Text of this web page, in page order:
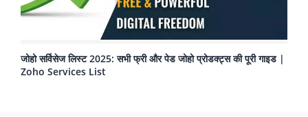
जोहो सर्विसेज लिस्ट 2025: सभी फ्री और पेड जोहो प्रोडक्ट्स की पूरी गाइड |
Zoho Services List